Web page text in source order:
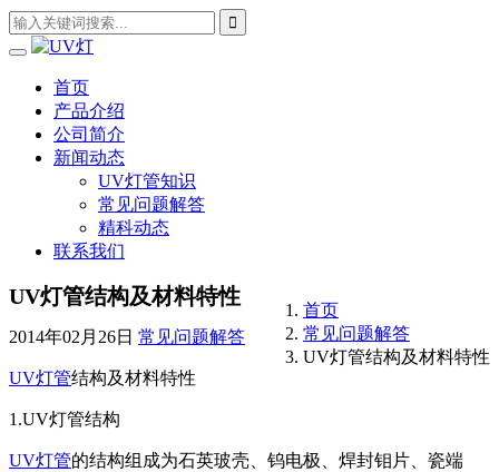
首页
产品介绍
公司简介
新闻动态
UV灯管知识
常见问题解答
精科动态
联系我们
首页
常见问题解答
UV灯管结构及材料特性
UV灯管结构及材料特性
2014年02月26日 常见问题解答
UV灯管结构及材料特性
1.UV灯管结构
UV灯管的结构组成为石英玻壳、钨电极、焊封钼片、瓷端